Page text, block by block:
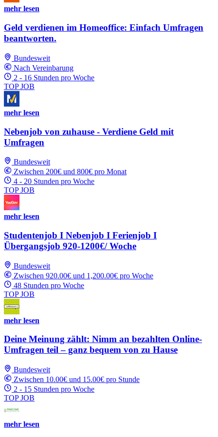
mehr lesen
Geld verdienen im Homeoffice: Einfach Umfragen
beantworten.
Bundesweit
Nach Vereinbarung
2 - 16 Stunden pro Woche
TOP JOB
mehr lesen
Nebenjob von zuhause - Verdiene Geld mit
Umfragen
Bundesweit
Zwischen 200€ und 800€ pro Monat
4 - 20 Stunden pro Woche
TOP JOB
mehr lesen
Studentenjob I Nebenjob I Ferienjob I
Übergangsjob 920-1200€/ Woche
Bundesweit
Zwischen 920.00€ und 1,200.00€ pro Woche
48 Stunden pro Woche
TOP JOB
mehr lesen
Deine Meinung zählt: Nimm an bezahlten Online-
Umfragen teil – ganz bequem von zu Hause
Bundesweit
Zwischen 10.00€ und 15.00€ pro Stunde
2 - 15 Stunden pro Woche
TOP JOB
mehr lesen